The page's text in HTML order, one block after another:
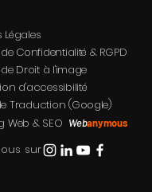
Légales
Confidentialité & RGPD
Droit à l'image
d'accessibilité
Traduction (Google)
Web & SEO Webanymous
sur